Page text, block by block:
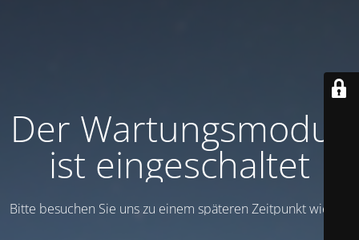
Der Wartungsmodus
ist eingeschaltet
Bitte besuchen Sie uns zu einem späteren Zeitpunkt wieder